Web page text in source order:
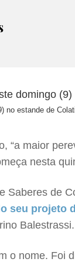
no estande de
“a maior
nesta
Saberes de
seu projeto
Balestrassi.
o nome. Foi